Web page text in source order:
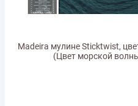
Madeira мулине Sticktwist,
(Цвет морской